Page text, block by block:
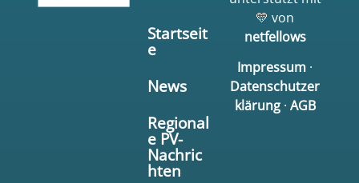
Startseit
e
News
Regional
e PV-
Nachric
hten
💛 von
netfellows
Impressum ·
Datenschutzer
klärung· AGB